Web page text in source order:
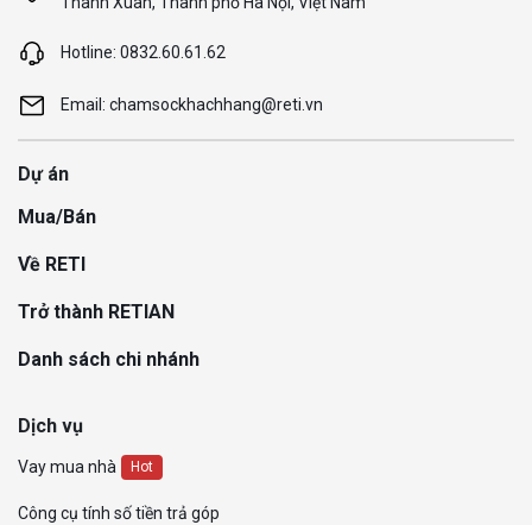
Hotline: 0832.60.61.62
Email: chamsockhachhang@reti.vn
Dự án
Mua/Bán
Về RETI
Trở thành RETIAN
Danh sách chi nhánh
Dịch vụ
Vay mua nhà Hot
Công cụ tính số tiền trả góp